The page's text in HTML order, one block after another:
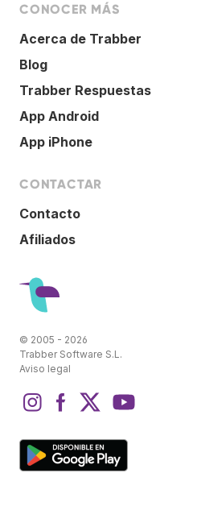
CONOCER MÁS
Acerca de Trabber
Blog
Trabber Respuestas
App Android
App iPhone
CONTACTAR
Contacto
Afiliados
© 2005 - 2026
Trabber Software S.L.
Aviso legal